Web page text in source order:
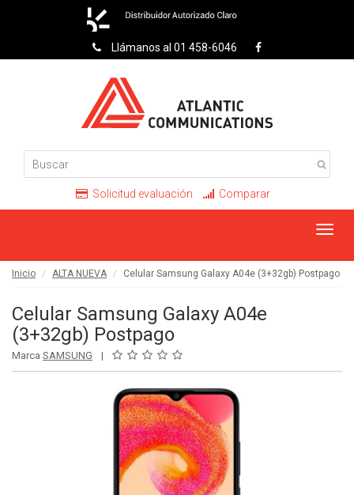
Llámanos al 01 458-6046
Solicitud evaluación Comparar
Inicio ALTA NUEVA Celular Samsung Galaxy A04e (3+32gb) Postpago
Celular Samsung Galaxy A04e
(3+32gb) Postpago
Marca SAMSUNG